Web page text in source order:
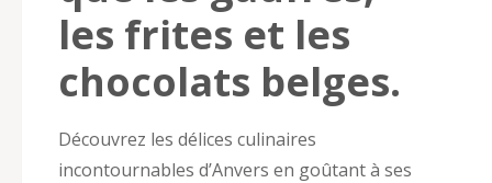
les frites et les
chocolats belges.
Découvrez les délices culinaires
incontournables d’Anvers en goûtant à ses